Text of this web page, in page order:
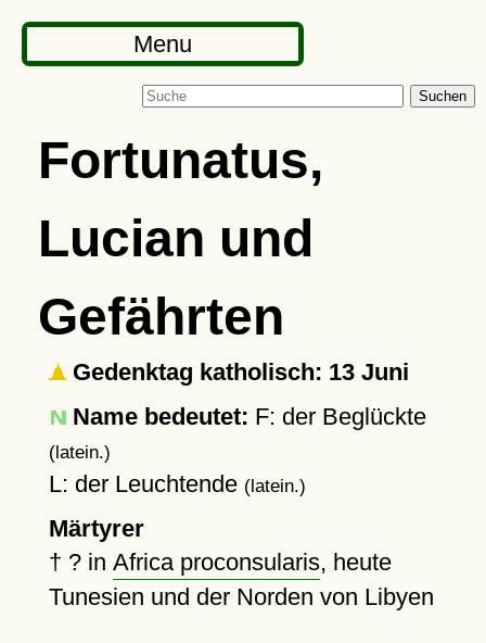
Menu
Suchen
Fortunatus,
Lucian und
Gefährten
Gedenktag katholisch: 13 Juni
Name bedeutet: F: der Beglückte
(latein.)
L: der Leuchtende (latein.)
Märtyrer
† ?in Africa proconsularis, heute
Tunesien und der Norden von Libyen